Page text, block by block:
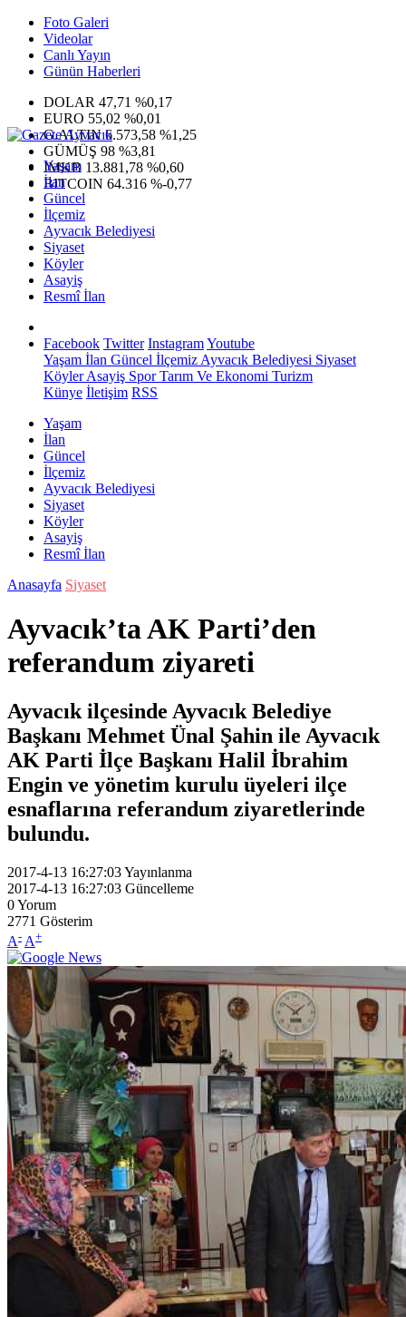
Foto Galeri
Videolar
Canlı Yayın
Günün Haberleri
DOLAR 47,71 %0,17
EURO 55,02 %0,01
G.ALTIN6.573,58 %1,25
GÜMÜŞ 98 %3,81
IMKB 13.881,78 %0,60
BITCOIN 64.316 %-0,77
Yaşam
İlan
Güncel
İlçemiz
Ayvacık Belediyesi
Siyaset
Köyler
Asayiş
Resmî İlan
Facebook Twitter InstagramYoutube
Yaşam İlan Güncel İlçemiz Ayvacık Belediyesi Siyaset
KöylerAsayiş SporTarım Ve Ekonomi Turizm
Künye İletişim RSS
Yaşam
İlan
Güncel
İlçemiz
Ayvacık Belediyesi
Siyaset
Köyler
Asayiş
Resmî İlan
Anasayfa Siyaset
Ayvacık’ta AK Parti’den
referandum ziyareti
Ayvacık ilçesinde Ayvacık Belediye
Başkanı Mehmet Ünal Şahin ile Ayvacık
AK Parti İlçe Başkanı Halil İbrahim
Engin ve yönetim kurulu üyeleri ilçe
esnaflarına referandum ziyaretlerinde
bulundu.
2017-4-13 16:27:03Yayınlanma
2017-4-13 16:27:03 Güncelleme
0Yorum
2771 Gösterim
A- A+